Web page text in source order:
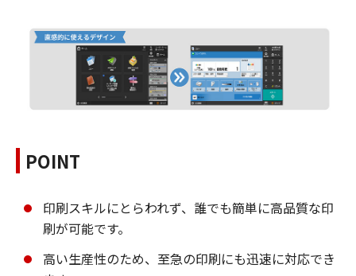
POINT
印刷スキルにとらわれず、誰でも簡単に高品質な印
刷が可能です。
高い生産性のため、至急の印刷にも迅速に対応でき